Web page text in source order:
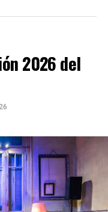
2026 del